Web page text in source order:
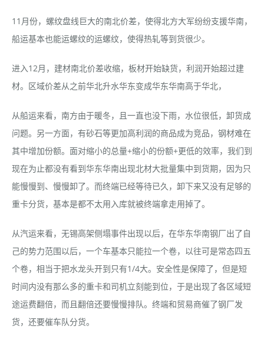
11月份，螺纹盘线巨大的南北价差，使得北方大军纷纷支援华南，
船运基本也能运螺纹的运螺纹，使得热轧等到货很少。
进入12月，建材南北价差收缩，板材开始缺货，利润开始超过建
材。区域价差从之前华北升水华东变成华东华南高于华北，
从船运来看，南方由于暖冬，且一直也没下雨，水位很低，卸货成
问题。另一方面，有砂石等更加高利润的商品成为竞品，钢材难在
其中增加份额。面对缩小的总量+缩小的份额+更低的效率，我们到
现在为止都没有看到华东华南出现北材大批量集中到货期，因为只
能慢慢到、慢慢卸了。而终端已经等待已久，卸下来又没有足够的
重卡分货，基本是都不太用入库就被终端拿走用掉了。
从汽运来看，无锡高架侧塌事件出现以后，在华东华南钢厂出了自
己的势力范围以后，一个车基本只能拉一个卷，以往可是常态四五
个卷，相当于把水龙头开到只有1/4大。安全性是保障了，但是短
时间内没有那么多的重卡和司机立刻能到位，于是出现了各区域短
途运费翻倍，而且翻倍还要慢慢排队。终端和贸易商催了钢厂发
货，还要催车队分货。